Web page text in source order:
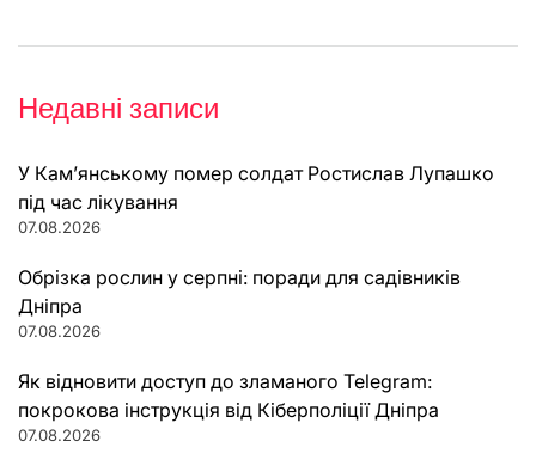
Недавні записи
У Кам’янському помер солдат Ростислав Лупашко
під час лікування
07.08.2026
Обрізка рослин у серпні: поради для садівників
Дніпра
07.08.2026
Як відновити доступ до зламаного Telegram:
покрокова інструкція від Кіберполіції Дніпра
07.08.2026